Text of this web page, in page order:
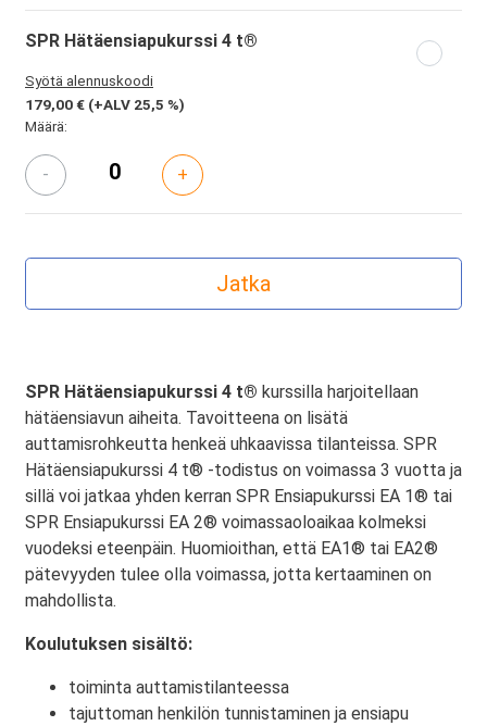
SPR Hätäensiapukurssi 4 t®
Syötä alennuskoodi
179,00 € (+ALV 25,5 %)
Määrä:
- +
SPR Hätäensiapukurssi 4 t® kurssilla harjoitellaan
hätäensiavun aiheita. Tavoitteena on lisätä
auttamisrohkeutta henkeä uhkaavissa tilanteissa. SPR
Hätäensiapukurssi 4 t® -todistus on voimassa 3 vuotta ja
sillä voi jatkaa yhden kerran SPR Ensiapukurssi EA 1® tai
SPR Ensiapukurssi EA 2® voimassaoloaikaa kolmeksi
vuodeksi eteenpäin. Huomioithan, että EA1® tai EA2®
pätevyyden tulee olla voimassa, jotta kertaaminen on
mahdollista.
Koulutuksen sisältö:
toiminta auttamistilanteessa
tajuttoman henkilön tunnistaminen ja ensiapu